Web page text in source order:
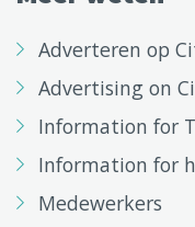
Adverteren op
Advertising on
Information for
Information for
Medewerkers